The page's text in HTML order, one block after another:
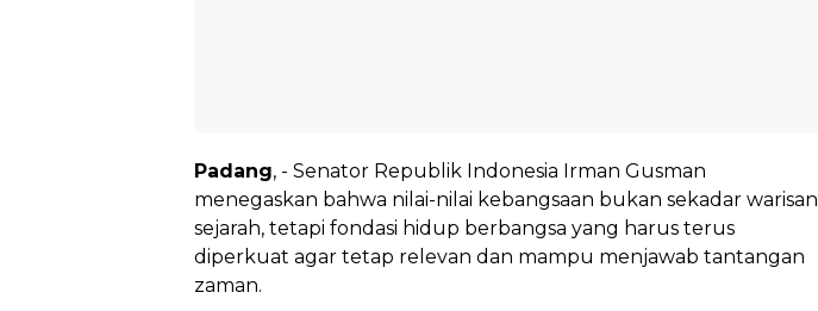
Padang, - Senator Republik Indonesia Irman Gusman
menegaskan bahwa nilai-nilai kebangsaan bukan sekadar warisan
sejarah, tetapi fondasi hidup berbangsa yang harus terus
diperkuat agar tetap relevan dan mampu menjawab tantangan
zaman.